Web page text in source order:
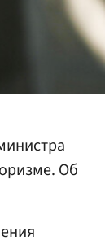
Об